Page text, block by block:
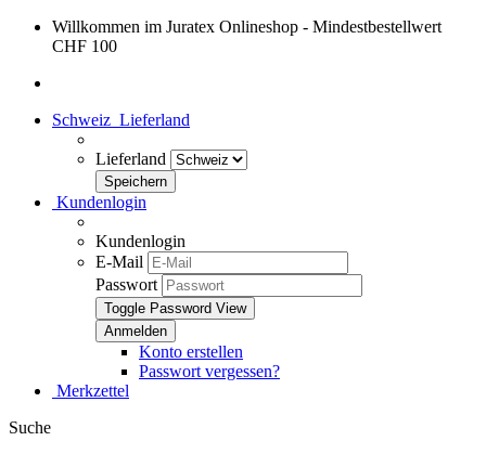
Willkommen im Juratex Onlineshop - Mindestbestellwert
CHF 100
Schweiz Lieferland
Lieferland
Kundenlogin
Kundenlogin
E-Mail
Passwort
Toggle Password View
Konto erstellen
Passwort vergessen?
Merkzettel
Suche